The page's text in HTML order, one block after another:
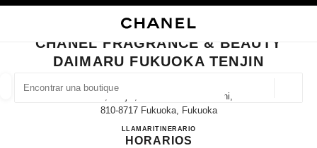
BUSCAR UNA BOUTIQUE
las sugerencias se muestran debajo de esta barra de búsqueda
0 Sugerencias disponibles
CERRAR TARJETA DE BOUTIQUE CHANEL FRAGRANCE & BEAUTY
CHANEL FRAGRANCE & BEAUTY
DAIMARU FUKUOKA TENJIN
1-4-1, Tenjin, Chuo-Ku Fukuoka-Shi,
810-8717 Fukuoka, Fukuoka
LLAMAR092-741-0032
ITINERARIOCHANEL FRAGRANCE &
HORARIOS
RELOJERÍA Y JOYERÍA